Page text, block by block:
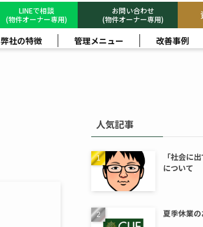
LINEで相談
(物件オーナー専用)
お問い合わせ
(物件オーナー専用)
弊社の特徴 管理メニュー 改善事例
人気記事
「社会に
について
夏季休業